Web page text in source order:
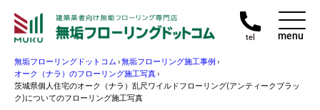
tel menu
無垢フローリングドットコム›無垢フローリング施工事例›
オーク（ナラ）のフローリング施工写真›
茨城県個人住宅のオーク（ナラ）乱尺ワイルドフローリング(アンティークブラッ
ク)についてのフローリング施工写真